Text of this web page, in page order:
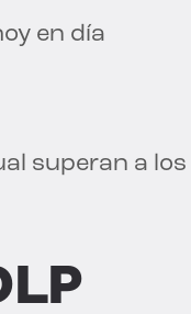
en día
superan a los